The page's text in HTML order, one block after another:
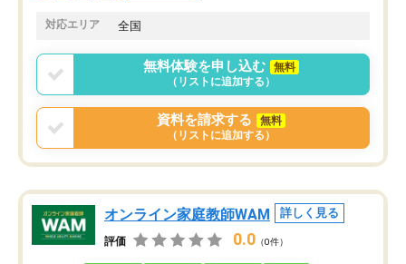
対応エリア 全国
無料体験を申し込む
無料
（リストに追加する）
資料を請求する
無料
（リストに追加する）
オンライン家庭教師WAM 詳しく見る
評価 0.0 （0件）